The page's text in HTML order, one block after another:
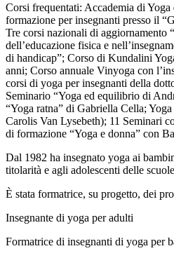
Corsi frequentati: Accademia di
formazione per insegnanti presso il
Tre corsi nazionali di aggiornamento
dell’educazione fisica e
di handicap”; Corso di Kundalini
anni; Corso annuale Vinyoga con
corsi di yoga per insegnanti della
Seminario “Yoga ed equilibrio di
“Yoga ratna” di Gabriella Cella;
Carolis Van Lysebeth); 11 Seminari
di formazione “Yoga e donna” con
Dal 1982 ha insegnato yoga ai
titolarità e agli adolescenti delle
È stata formatrice, su progetto, dei
Insegnante di yoga per adulti
Formatrice di insegnanti di yoga per